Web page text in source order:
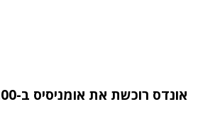
אונדס רוכשת את אומניסיס ב-200 מיליון דולר